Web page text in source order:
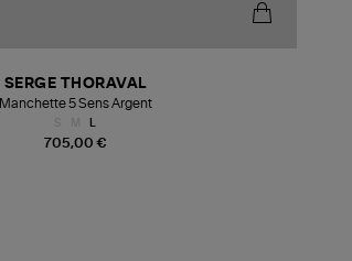
705,00 €
SERGE THORAVAL
Manchette 5 Sens Argent